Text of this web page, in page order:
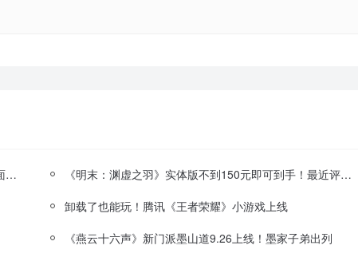
《消逝的光芒 困兽》M站玩家评分8.4分：完美传承画面精美
《明末：渊虚之羽》实体版不到150元即可到手！最近评测特别好评
卸载了也能玩！腾讯《王者荣耀》小游戏上线
《燕云十六声》新门派墨山道9.26上线！墨家子弟出列